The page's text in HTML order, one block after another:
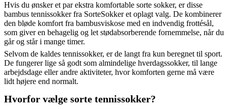
Hvis du ønsker et par ekstra komfortable sorte sokker, er disse
bambus tennissokker fra SorteSokker et oplagt valg. De kombinerer
den bløde komfort fra bambusviskose med en indvendig frottésål,
som giver en behagelig og let stødabsorberende fornemmelse, når du
går og står i mange timer.
Selvom de kaldes tennissokker, er de langt fra kun beregnet til sport.
De fungerer lige så godt som almindelige hverdagssokker, til lange
arbejdsdage eller andre aktiviteter, hvor komforten gerne må være
lidt højere end normalt.
Hvorfor vælge sorte tennissokker?